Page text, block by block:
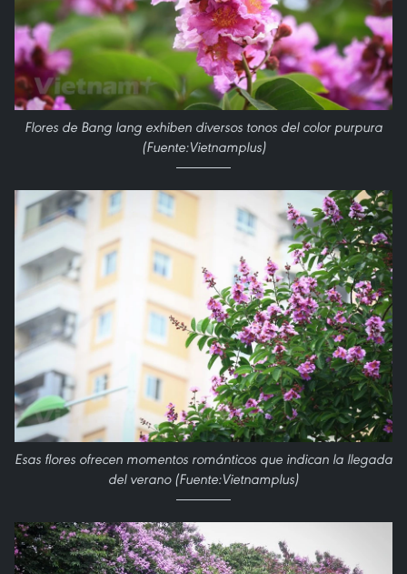
Flores de Bang lang exhiben diversos tonos del color purpura
(Fuente:Vietnamplus)
Esas flores ofrecen momentos románticos que indican la llegada
del verano (Fuente:Vietnamplus)